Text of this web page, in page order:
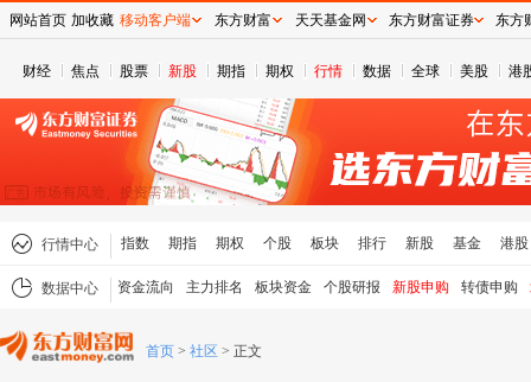
财经 焦点 股票 新股 期指 期权 行情 数据 全球 美股 港
行情中心 指数 期指 期权 个股 板块 排行 新股 基金 港股
数据中心 资金流向 主力排名 板块资金 个股研报 新股申购 转债申购
首页 > 社区 > 正文
网站首页 加收藏 移动客户端 东方财富 天天基金网 东方财富证券 东方